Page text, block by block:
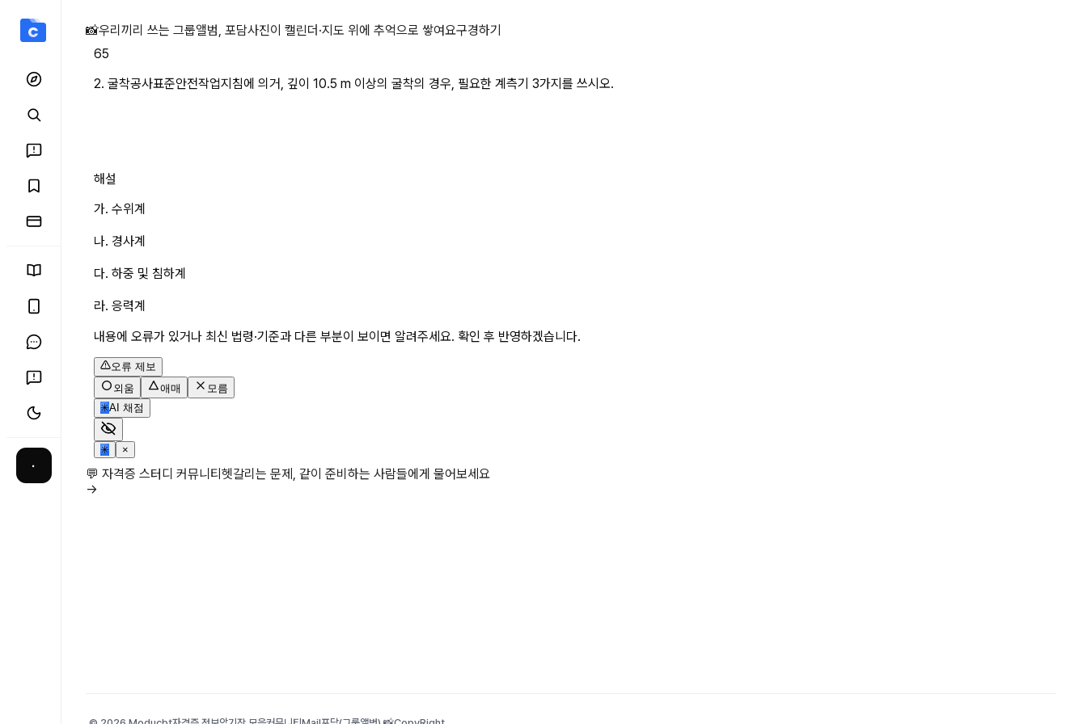
·
2. 굴착공사표준안전작업지침에 의거, 깊이 10.5 m 이상의 굴착의 경우, 필요한 상세 페이지
📸우리끼리 쓰는 그룹앨범, 포담사진이 캘린더·지도 위에 추억으로 쌓여요구경하기
65
2. 굴착공사표준안전작업지침에 의거, 깊이 10.5 m 이상의 굴착의 경우, 필요한 계측기 3가지를 쓰시오.
해설
가. 수위계
나. 경사계
다. 하중 및 침하계
라. 응력계
내용에 오류가 있거나 최신 법령·기준과 다른 부분이 보이면 알려주세요. 확인 후 반영하겠습니다.
오류 제보
외움
애매
모름
✳AI 채점
✳ ×
💬 자격증 스터디 커뮤니티헷갈리는 문제, 같이 준비하는 사람들에게 물어보세요
→